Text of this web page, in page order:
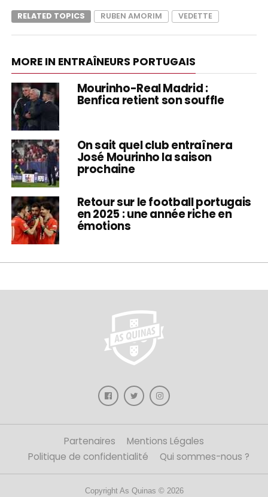
RELATED TOPICS RUBEN AMORIM VEDETTE
MORE IN ENTRAÎNEURS PORTUGAIS
Mourinho-Real Madrid :
Benfica retient son souffle
On sait quel club entraînera
José Mourinho la saison
prochaine
Retour sur le football portugais
en 2025 : une année riche en
émotions
Partenaires
Mentions Légales
Politique de confidentialité
Qui sommes-nous ?
Copyright As Quinas © 2026